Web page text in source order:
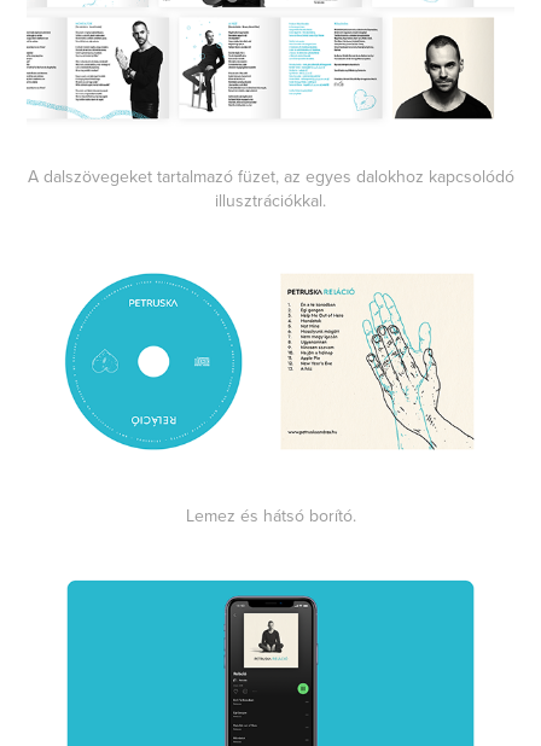
A dalszövegeket tartalmazó füzet, az egyes dalokhoz kapcsolódó
illusztrációkkal.
Lemez és hátsó borító.